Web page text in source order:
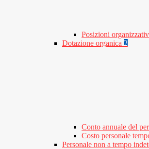
Posizioni
Dotazione organica 2
Conto annuale del
Costo personale
Personale non a tempo